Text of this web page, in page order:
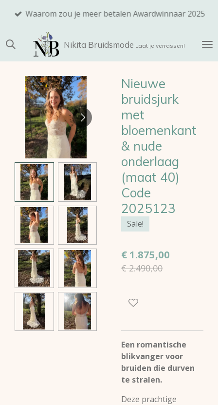
de
hoofdinhoud
Nikita Bruidsmode Laat je verrassen!
Waarom zou je meer betalen Awardwinnaar 2025
Nieuwe
bruidsjurk
met
bloemenkant
& nude
onderlaag
(maat 40)
Code
2025123
Sale!
€ 1.875,00
€ 2.490,00
Een romantische
blikvanger voor
bruiden die durven
te stralen.
Deze prachtige